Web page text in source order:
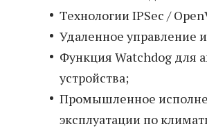
Технологии IPSec /
Удаленное управление
Функция Watchdog для
устройства;
Промышленное
эксплуатации по